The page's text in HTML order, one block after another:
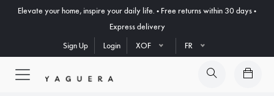
Elevate your home, inspire your daily life. • Free returns within 30 days •
Express delivery
Sign Up
Login XOF FR